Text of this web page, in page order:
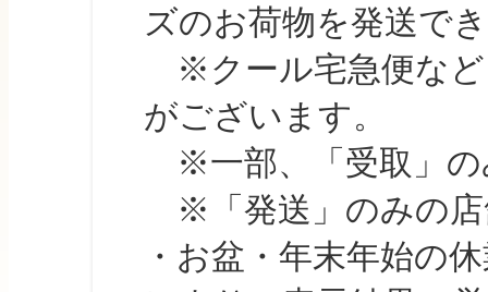
ズのお荷物を発送で
※クール宅急便など
がございます。
※一部、「受取」の
※「発送」のみの店
・お盆・年末年始の